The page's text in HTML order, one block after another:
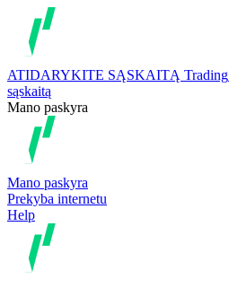
ATIDARYKITE SĄSKAITĄ Trading
sąskaitą
Mano paskyra
Mano paskyra
Prekyba internetu
Help